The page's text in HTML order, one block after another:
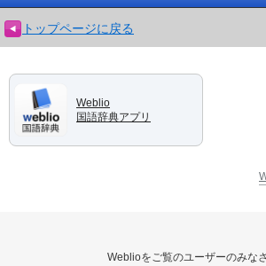
トップページに戻る
Weblio
国語辞典アプリ
Weblioをご覧のユーザーのみな